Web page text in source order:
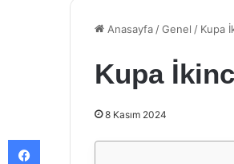
Anasayfa /Genel / Kupa
Kupa
8 Kasım 2024
Facebook